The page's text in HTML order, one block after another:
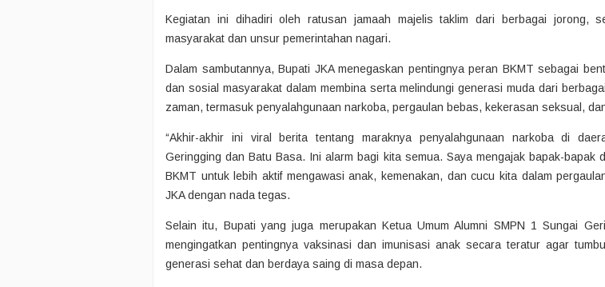
Kegiatan ini dihadiri oleh ratusan jamaah majelis taklim dari berbagai jorong,
masyarakat dan unsur pemerintahan nagari.
Dalam sambutannya, Bupati JKA menegaskan pentingnya peran BKMT sebagai
dan sosial masyarakat dalam membina serta melindungi generasi muda dari
zaman, termasuk penyalahgunaan narkoba, pergaulan bebas, kekerasan seksual,
“Akhir-akhir ini viral berita tentang maraknya penyalahgunaan narkoba di
Geringging dan Batu Basa. Ini alarm bagi kita semua. Saya mengajak bapak-bapak
BKMT untuk lebih aktif mengawasi anak, kemenakan, dan cucu kita dalam
JKA dengan nada tegas.
Selain itu, Bupati yang juga merupakan Ketua Umum Alumni SMPN 1 Sungai
mengingatkan pentingnya vaksinasi dan imunisasi anak secara teratur agar
generasi sehat dan berdaya saing di masa depan.